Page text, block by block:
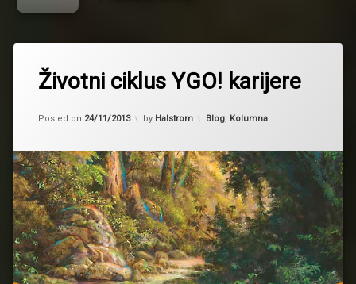
Životni ciklus YGO! karijere
Posted on 24/11/2013
Updated on 24/11/2013
by Halstrom Kategorije:
Blog, Kolumna